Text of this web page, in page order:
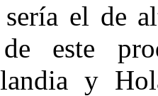
sería el de
de este
y